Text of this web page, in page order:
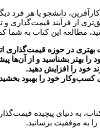
دانشجو یا هر فرد
از فرآیند قیمت‌گذاری و
مطالعه این کتاب به شما
بهتری در حوزه قیمت‌گذاری
را بهتر بشناسید و از آن‌ها
خود را افزایش دهید.
کسب‌وکار خود را بهبود
به دنیای پیچیده
به موفقیت برسانید.